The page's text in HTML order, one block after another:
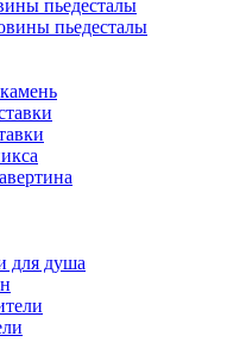
пьедесталы
пьедесталы
для душа